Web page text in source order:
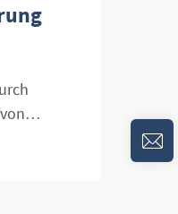
wobei